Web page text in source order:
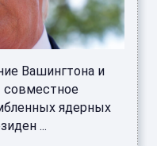
Вашингтона и
совместное
ядерных
...